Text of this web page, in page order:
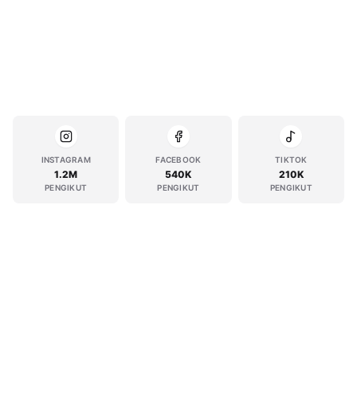
INSTAGRAM
1.2M
PENGIKUT
FACEBOOK
540K
PENGIKUT
TIKTOK
210K
PENGIKUT